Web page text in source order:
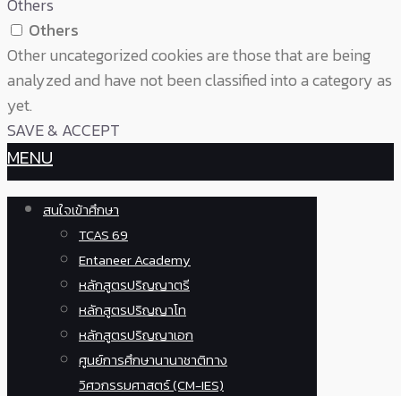
Others
Others
Other uncategorized cookies are those that are being
analyzed and have not been classified into a category as
yet.
SAVE & ACCEPT
MENU
สนใจเข้าศึกษา
TCAS 69
Entaneer Academy
หลักสูตรปริญญาตรี
หลักสูตรปริญญาโท
หลักสูตรปริญญาเอก
ศูนย์การศึกษานานาชาติทาง
วิศวกรรมศาสตร์ (CM-IES)